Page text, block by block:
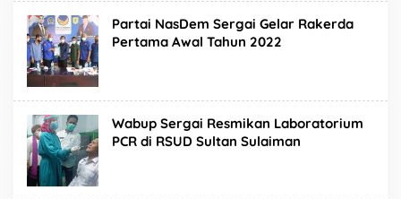
Partai NasDem Sergai Gelar Rakerda
Pertama Awal Tahun 2022
Wabup Sergai Resmikan Laboratorium
PCR di RSUD Sultan Sulaiman